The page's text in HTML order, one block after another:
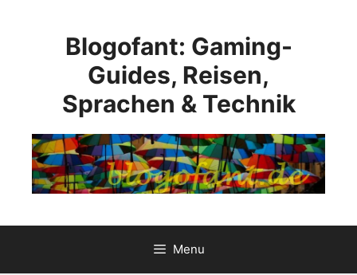
Blogofant: Gaming-
Guides, Reisen,
Sprachen & Technik
Menu